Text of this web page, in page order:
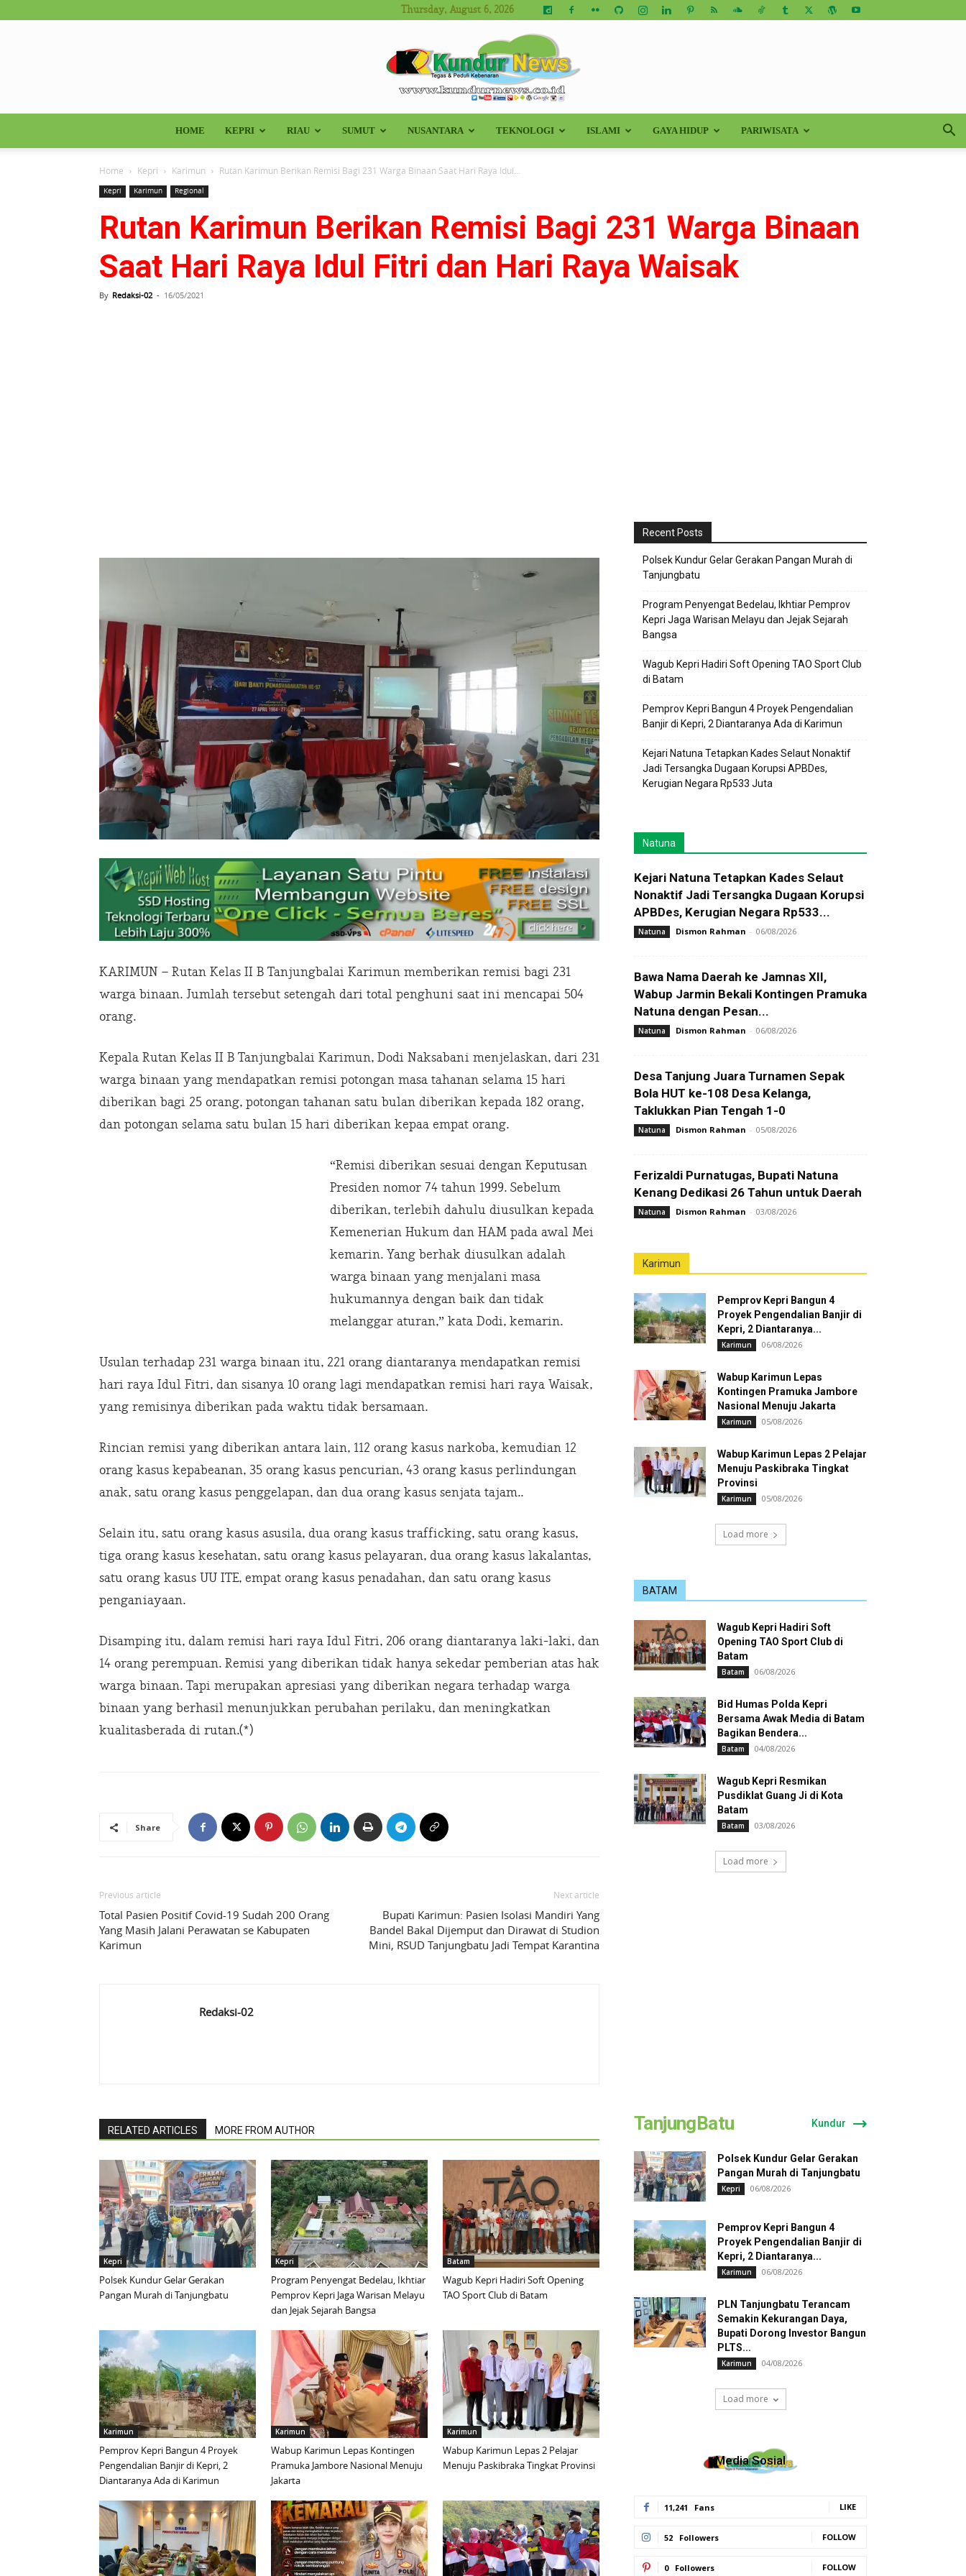
Thursday, August 6, 2026
Kundur
News
HOME KEPRI RIAU SUMUT NUSANTARA TEKNOLOGI ISLAMI GAYA HIDUP PARIWISATA
Home Kepri Karimun Rutan Karimun Berikan Remisi Bagi 231 Warga Binaan Saat Hari Raya Idul...
Kepri Karimun Regional
Rutan Karimun Berikan Remisi Bagi 231 Warga Binaan
Saat Hari Raya Idul Fitri dan Hari Raya Waisak
By Redaksi-02 - 16/05/2021
KARIMUN – Rutan Kelas II B Tanjungbalai Karimun memberikan remisi bagi 231
warga binaan. Jumlah tersebut setengah dari total penghuni saat ini mencapai 504
orang.
Kepala Rutan Kelas II B Tanjungbalai Karimun, Dodi Naksabani menjelaskan, dari 231
warga binaan yang mendapatkan remisi potongan masa tahanan selama 15 hari
diberikan bagi 25 orang, potongan tahanan satu bulan diberikan kepada 182 orang,
dan potongan selama satu bulan 15 hari diberikan kepaa empat orang.
“Remisi diberikan sesuai dengan Keputusan
Presiden nomor 74 tahun 1999. Sebelum
diberikan, terlebih dahulu diusulkan kepada
Kemenerian Hukum dan HAM pada awal Mei
kemarin. Yang berhak diusulkan adalah
warga binaan yang menjalani masa
hukumannya dengan baik dan tidak
melanggar aturan,” kata Dodi, kemarin.
Usulan terhadap 231 warga binaan itu, 221 orang diantaranya mendapatkan remisi
hari raya Idul Fitri, dan sisanya 10 orang lagi mendapatkan remisi hari raya Waisak,
yang remisinya diberikan pada waktu tidak bersamaan.
Rincian remisi yang diberikan antara lain, 112 orang kasus narkoba, kemudian 12
orang kasus kepabeanan, 35 orang kasus pencurian, 43 orang kasus perlindungan
anak, satu orang kasus penggelapan, dan dua orang kasus senjata tajam..
Selain itu, satu orang kasus asusila, dua orang kasus trafficking, satu orang kasus,
tiga orang kasus kesehatan, satu orang kasus pelayaran, dua orang kasus lakalantas,
satu orang kasus UU ITE, empat orang kasus penadahan, dan satu orang kasus
penganiayaan.
Disamping itu, dalam remisi hari raya Idul Fitri, 206 orang diantaranya laki-laki, dan
14 orang perempuan. Remisi yang diberikan tidak hanya sekedar pemberian atas hak
warga binaan. Tapi merupakan apresiasi yang diberikan negara terhadap warga
binaan yang berhasil menunjukkan perubahan perilaku, dan meningkatkan
kualitasberada di rutan.(*)
Share
Previous article
Total Pasien Positif Covid-19 Sudah 200 Orang
Yang Masih Jalani Perawatan se Kabupaten
Karimun
Next article
Bupati Karimun: Pasien Isolasi Mandiri Yang
Bandel Bakal Dijemput dan Dirawat di Studion
Mini, RSUD Tanjungbatu Jadi Tempat Karantina
Redaksi-02
RELATED ARTICLES MORE FROM AUTHOR
Kepri
Polsek Kundur Gelar Gerakan
Pangan Murah di Tanjungbatu
Kepri
Program Penyengat Bedelau, Ikhtiar
Pemprov Kepri Jaga Warisan Melayu
dan Jejak Sejarah Bangsa
Batam
Wagub Kepri Hadiri Soft Opening
TAO Sport Club di Batam
Karimun
Pemprov Kepri Bangun 4 Proyek
Pengendalian Banjir di Kepri, 2
Diantaranya Ada di Karimun
Karimun
Wabup Karimun Lepas Kontingen
Pramuka Jambore Nasional Menuju
Jakarta
Karimun
Wabup Karimun Lepas 2 Pelajar
Menuju Paskibraka Tingkat Provinsi
Recent Posts
Polsek Kundur Gelar Gerakan Pangan Murah di
Tanjungbatu
Program Penyengat Bedelau, Ikhtiar Pemprov
Kepri Jaga Warisan Melayu dan Jejak Sejarah
Bangsa
Wagub Kepri Hadiri Soft Opening TAO Sport Club
di Batam
Pemprov Kepri Bangun 4 Proyek Pengendalian
Banjir di Kepri, 2 Diantaranya Ada di Karimun
Kejari Natuna Tetapkan Kades Selaut Nonaktif
Jadi Tersangka Dugaan Korupsi APBDes,
Kerugian Negara Rp533 Juta
Natuna
Kejari Natuna Tetapkan Kades Selaut
Nonaktif Jadi Tersangka Dugaan Korupsi
APBDes, Kerugian Negara Rp533...
Natuna Dismon Rahman - 06/08/2026
Bawa Nama Daerah ke Jamnas XII,
Wabup Jarmin Bekali Kontingen Pramuka
Natuna dengan Pesan...
Natuna Dismon Rahman - 06/08/2026
Desa Tanjung Juara Turnamen Sepak
Bola HUT ke-108 Desa Kelanga,
Taklukkan Pian Tengah 1-0
Natuna Dismon Rahman - 05/08/2026
Ferizaldi Purnatugas, Bupati Natuna
Kenang Dedikasi 26 Tahun untuk Daerah
Natuna Dismon Rahman - 03/08/2026
Karimun
Pemprov Kepri Bangun 4
Proyek Pengendalian Banjir di
Kepri, 2 Diantaranya...
Karimun 06/08/2026
Wabup Karimun Lepas
Kontingen Pramuka Jambore
Nasional Menuju Jakarta
Karimun 05/08/2026
Wabup Karimun Lepas 2 Pelajar
Menuju Paskibraka Tingkat
Provinsi
Karimun 05/08/2026
Load more
BATAM
Wagub Kepri Hadiri Soft
Opening TAO Sport Club di
Batam
Batam 06/08/2026
Bid Humas Polda Kepri
Bersama Awak Media di Batam
Bagikan Bendera...
Batam 04/08/2026
Wagub Kepri Resmikan
Pusdiklat Guang Ji di Kota
Batam
Batam 03/08/2026
Load more
TanjungBatu Kundur
Polsek Kundur Gelar Gerakan
Pangan Murah di Tanjungbatu
Kepri 06/08/2026
Pemprov Kepri Bangun 4
Proyek Pengendalian Banjir di
Kepri, 2 Diantaranya...
Karimun 06/08/2026
PLN Tanjungbatu Terancam
Semakin Kekurangan Daya,
Bupati Dorong Investor Bangun
PLTS...
Karimun 04/08/2026
Load more
Media Sosial
11,241 Fans LIKE
52 Followers FOLLOW
0 Followers FOLLOW